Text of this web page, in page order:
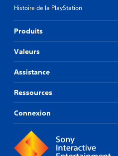
Histoire de la PlayStation
Produits
Valeurs
Assistance
Ressources
Connexion